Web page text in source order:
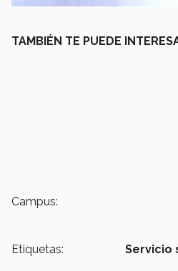
TAMBIÉN TE PUEDE
Campus:
Etiquetas: Servicio